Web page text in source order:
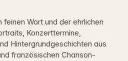
Wort und der ehrlichen
Konzerttermine,
Hintergrundgeschichten aus
französischen Chanson-